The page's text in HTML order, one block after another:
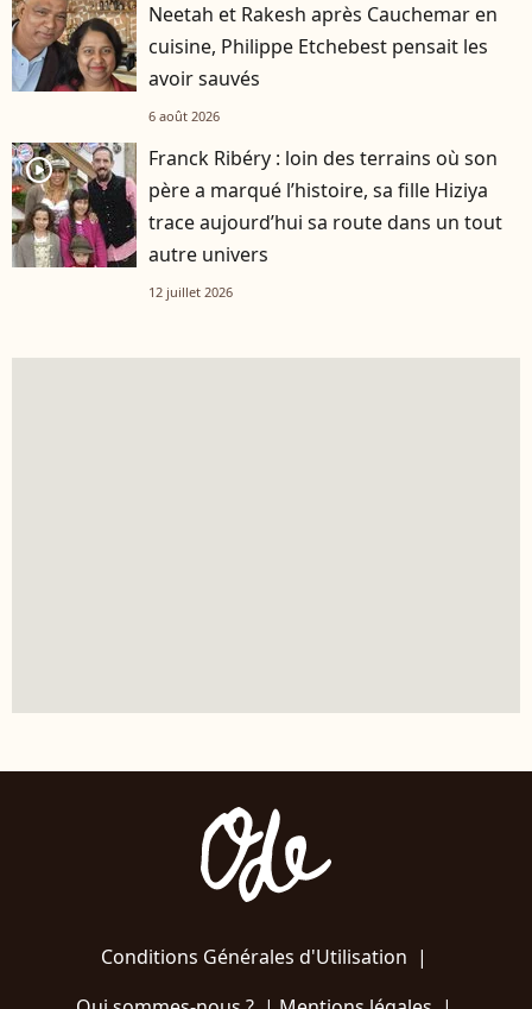
Neetah et Rakesh après Cauchemar en
cuisine, Philippe Etchebest pensait les
avoir sauvés
6 août 2026
player2
Franck Ribéry : loin des terrains où son
père a marqué l’histoire, sa fille Hiziya
trace aujourd’hui sa route dans un tout
autre univers
12 juillet 2026
Conditions Générales d'Utilisation |